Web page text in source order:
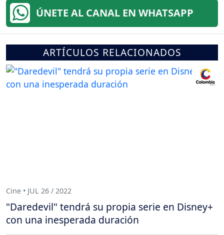
ÚNETE AL CANAL EN WHATSAPP
ARTÍCULOS RELACIONADOS
Cine • JUL 26 / 2022
"Daredevil" tendrá su propia serie en Disney+
con una inesperada duración